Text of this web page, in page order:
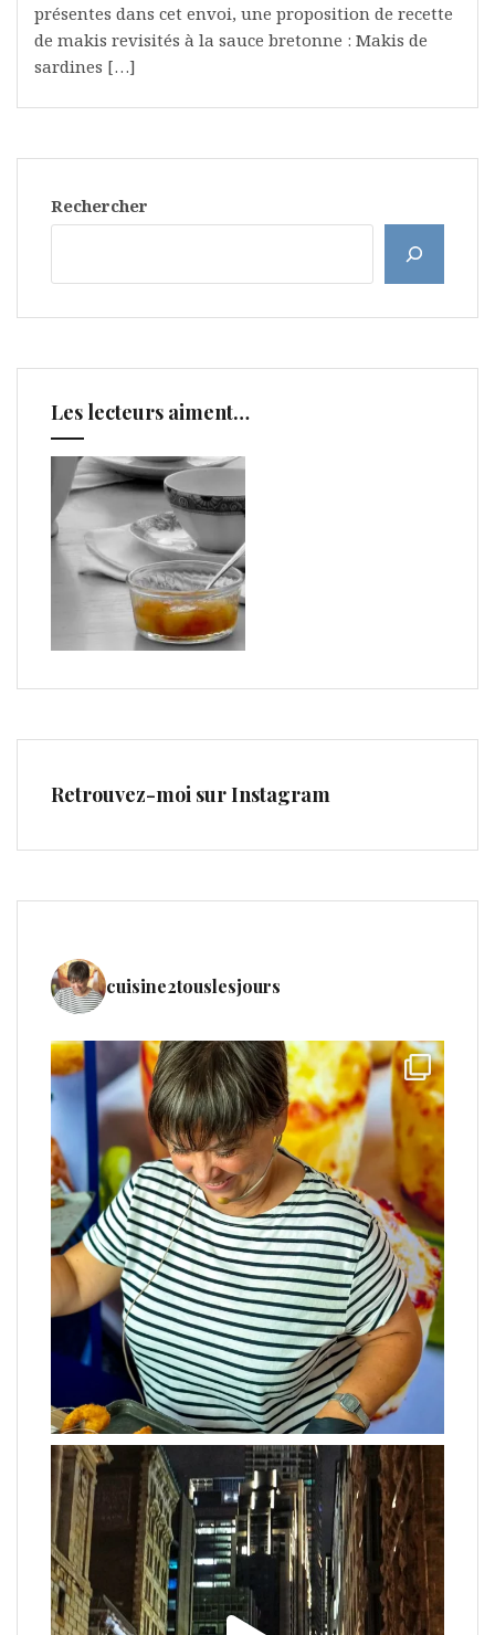
présentes dans cet envoi, une proposition de recette
de makis revisités à la sauce bretonne : Makis de
sardines […]
Rechercher
Les lecteurs aiment…
Retrouvez-moi sur Instagram
cuisine2touslesjours